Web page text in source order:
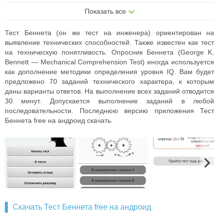
Показать все
Тест Беннета (он же тест на инженера) ориентирован на
выявление технических способностей. Также известен как тест
на техническую понятливость. Опросник Беннета (George K.
Bennett — Mechanical Comprehension Test) иногда используется
как дополнение методики определения уровня IQ. Вам будет
предложено 70 заданий технического характера, к которым
даны варианты ответов. На выполнение всех заданий отводится
30 минут. Допускается выполнение заданий в любой
последовательности.
Последнюю версию приложения Тест
Беннета free на андроид скачать.
Скачать Тест Беннета free на андроид